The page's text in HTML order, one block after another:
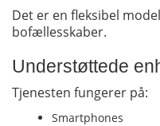
Det er en fleksibel
bofællesskaber.
Understøttede
Tjenesten fungerer på:
Smartphones